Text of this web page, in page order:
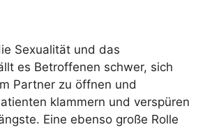
Sexualität und das
es Betroffenen schwer, sich
Partner zu öffnen und
klammern und verspüren
Eine ebenso große Rolle